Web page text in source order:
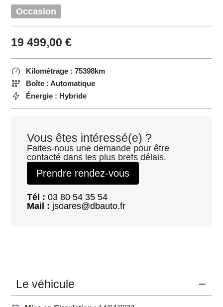
Occasion
19 499,00€
Kilométrage : 75398km
Boîte : Automatique
Énergie : Hybride
Vous êtes intéressé(e) ?
Faites-nous une demande pour être
contacté dans les plus brefs délais.
Prendre rendez-vous
Tél : 03 80 54 35 54
Mail : jsoares@dbauto.fr
Le véhicule